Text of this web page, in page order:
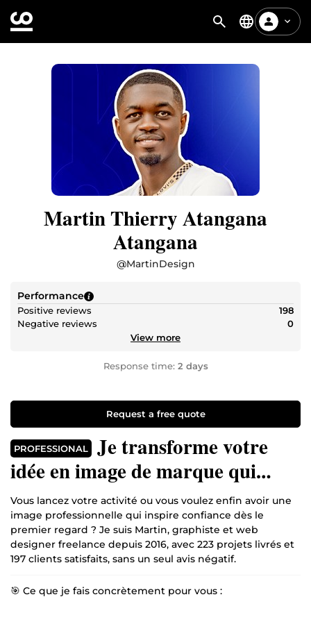
Martin Thierry Atangana
Atangana
@MartinDesign
Performance
Positive reviews
198
Negative reviews
0
View more
Response time: 2 days
Request a free quote
PROFESSIONAL
Je transforme votre
idée en image de marque qui
inspire confiance | 197 avis 5★ | 6
ans d'expérience
Vous lancez votre activité ou vous voulez enfin avoir une
image professionnelle qui inspire confiance dès le
premier regard ? Je suis Martin, graphiste et web
designer freelance depuis 2016, avec 223 projets livrés et
197 clients satisfaits, sans un seul avis négatif.
🎯 Ce que je fais concrètement pour vous :